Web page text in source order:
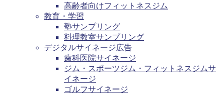
高齢者向けフィットネスジム
教育・学習
塾サンプリング
料理教室サンプリング
デジタルサイネージ広告
歯科医院サイネージ
ジム・スポーツジム・フィットネスジムサ
イネージ
ゴルフサイネージ